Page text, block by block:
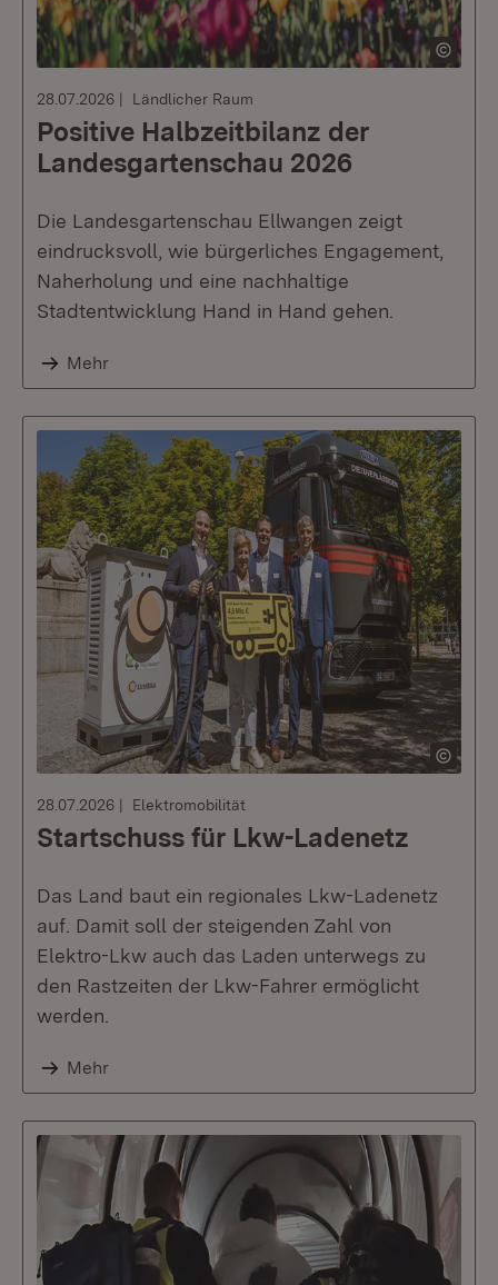
28.07.2026 Ländlicher Raum
Positive Halbzeitbilanz der
Landesgartenschau 2026
Die Landesgartenschau Ellwangen zeigt
eindrucksvoll, wie bürgerliches Engagement,
Naherholung und eine nachhaltige
Stadtentwicklung Hand in Hand gehen.
Mehr
28.07.2026 Elektromobilität
Startschuss für Lkw-Ladenetz
Das Land baut ein regionales Lkw-Ladenetz
auf. Damit soll der steigenden Zahl von
Elektro-Lkw auch das Laden unterwegs zu
den Rastzeiten der Lkw-Fahrer ermöglicht
werden.
Mehr